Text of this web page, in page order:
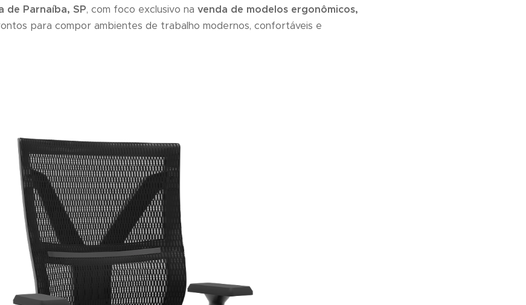
de Parnaíba, SP, com foco exclusivo na venda de modelos ergonômicos,
para compor ambientes de trabalho modernos, confortáveis e